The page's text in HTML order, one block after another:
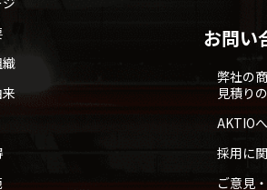
お問い
弊社の
見積り
AKTIO
採用に
ご意見